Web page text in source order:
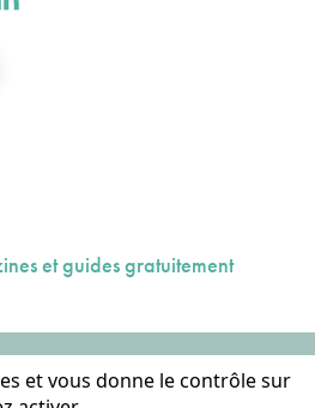
:
Linkedin :
et guides gratuitement
personnelles
et vous donne le contrôle sur